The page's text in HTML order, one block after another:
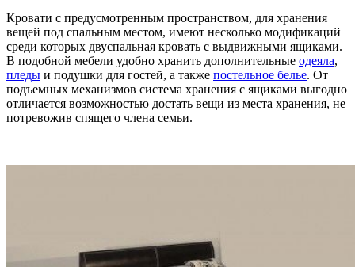
Кровати с предусмотренным пространством, для хранения
вещей под спальным местом, имеют несколько модификаций
среди которых двуспальная кровать с выдвижными ящиками.
В подобной мебели удобно хранить дополнительные одеяла,
пледы и подушки для гостей, а также постельное белье. От
подъемных механизмов система хранения с ящиками выгодно
отличается возможностью достать вещи из места хранения, не
потревожив спящего члена семьи.